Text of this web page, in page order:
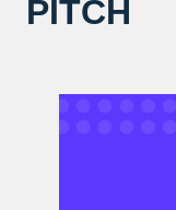
PITCH